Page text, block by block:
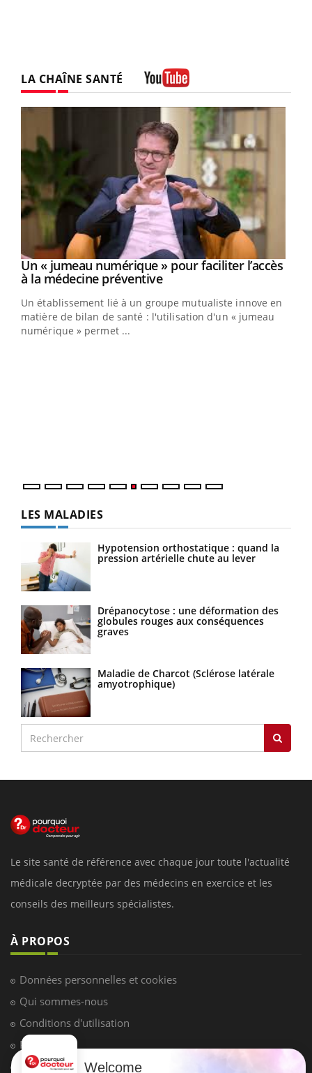
LA CHAÎNE SANTÉ
Youtube
Un « jumeau numérique » pour faciliter l’accès
à la médecine préventiveYoutube
Un établissement lié à un groupe mutualiste innove en
matière de bilan de santé : l'utilisation d'un « jumeau
numérique » permet ...
LES MALADIES
Hypotension orthostatique : quand la
pression artérielle chute au lever
Drépanocytose : une déformation des
globules rouges aux conséquences
graves
Maladie de Charcot (Sclérose latérale
amyotrophique)
Le site santé de référence avec chaque jour toute l'actualité
médicale decryptée par des médecins en exercice et les
conseils des meilleurs spécialistes.
À PROPOS
Données personnelles et cookies
Qui sommes-nous
Conditions d'utilisation
Plan du site
Mentions LégalesWelcome